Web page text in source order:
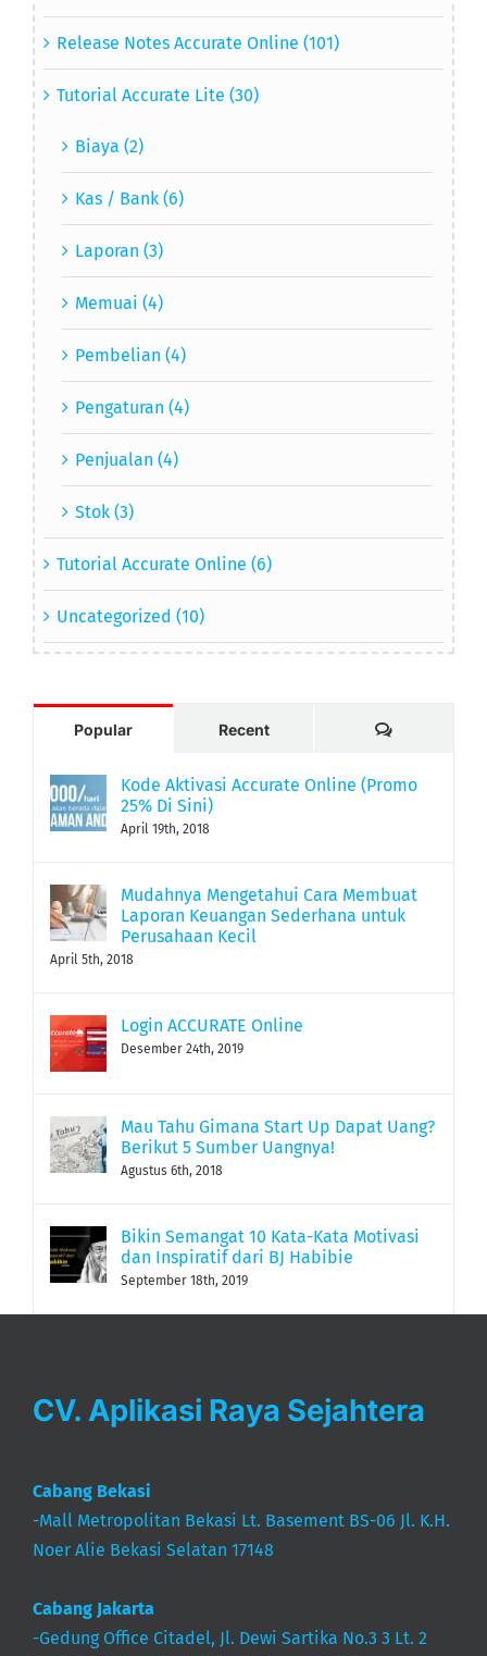
Release Notes Accurate Online (101)
Tutorial Accurate Lite (30)
Biaya (2)
Kas / Bank (6)
Laporan (3)
Memuai (4)
Pembelian (4)
Pengaturan (4)
Penjualan (4)
Stok (3)
Tutorial Accurate Online (6)
Uncategorized (10)
Popular Recent Comments
Kode Aktivasi Accurate Online (Promo
25% Di Sini)
April 19th, 2018
Mudahnya Mengetahui Cara Membuat
Laporan Keuangan Sederhana untuk
Perusahaan Kecil
April 5th, 2018
Login ACCURATE Online
Desember 24th, 2019
Mau Tahu Gimana Start Up Dapat Uang?
Berikut 5 Sumber Uangnya!
Agustus 6th, 2018
Bikin Semangat 10 Kata-Kata Motivasi
dan Inspiratif dari BJ Habibie
September 18th, 2019
CV. Aplikasi Raya Sejahtera
Cabang Bekasi
-Mall Metropolitan Bekasi Lt. Basement BS-06 Jl. K.H.
Noer Alie Bekasi Selatan 17148
Cabang Jakarta
-Gedung Office Citadel, Jl. Dewi Sartika No.3 3 Lt. 2